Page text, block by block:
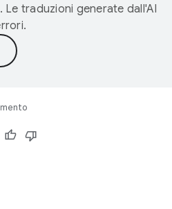
traduzioni generate dall'AI